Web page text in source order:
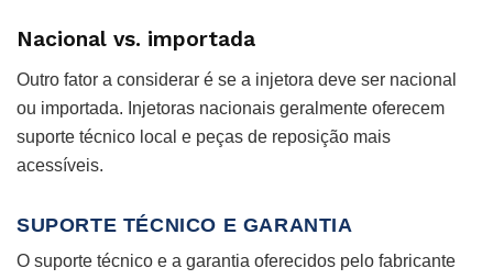
Nacional vs. importada
Outro fator a considerar é se a injetora deve ser nacional
ou importada. Injetoras nacionais geralmente oferecem
suporte técnico local e peças de reposição mais
acessíveis.
SUPORTE TÉCNICO E GARANTIA
O suporte técnico e a garantia oferecidos pelo fabricante